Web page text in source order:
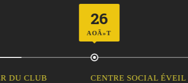
CENTRE SOCIAL ÉVEIL :